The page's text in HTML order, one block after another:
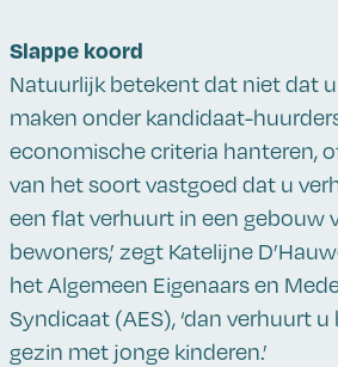
Slappe koord
Natuurlijk betekent dat niet dat
maken onder kandidaat-
economische criteria hanteren,
van het soort vastgoed dat u
een flat verhuurt in een gebouw
bewoners,’ zegt Katelijne
het Algemeen Eigenaars en
Syndicaat (AES), ‘dan verhuurt
gezin met jonge kinderen.’